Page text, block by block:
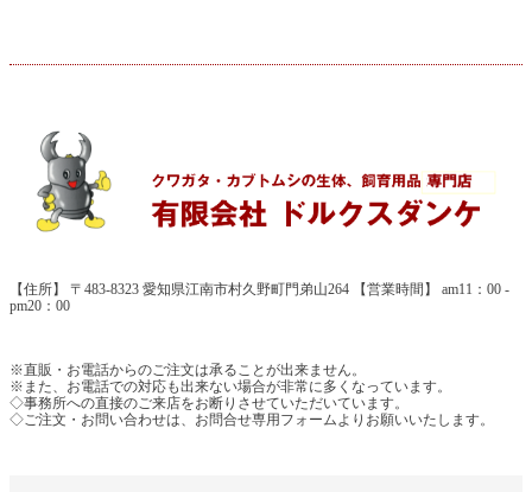
【住所】 〒483-8323 愛知県江南市村久野町門弟山264 【営業時間】 am11：00 -
pm20：00
※直販・お電話からのご注文は承ることが出来ません。
※また、お電話での対応も出来ない場合が非常に多くなっています。
◇事務所への直接のご来店をお断りさせていただいています。
◇ご注文・お問い合わせは、お問合せ専用フォームよりお願いいたします。